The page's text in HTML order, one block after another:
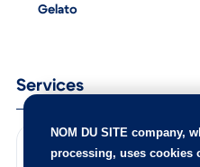
Gelato
Services
Points de contrôle
NOM DU SITE company,
processing, uses cookies